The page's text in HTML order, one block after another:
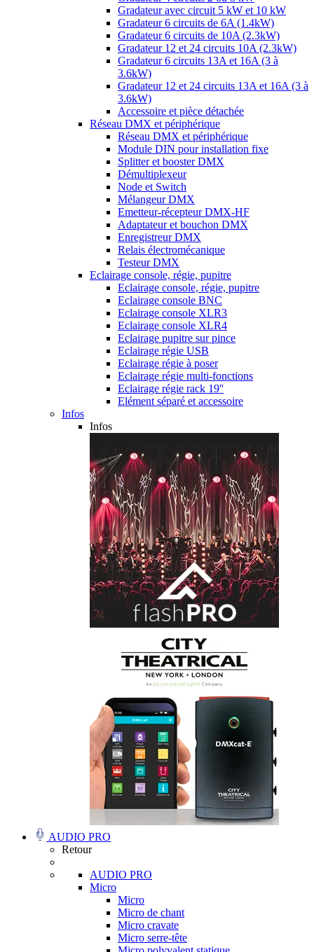
Gradateur avec circuit 5 kW et 10 kW
Gradateur 6 circuits de 6A (1.4kW)
Gradateur 6 circuits de 10A (2.3kW)
Gradateur 12 et 24 circuits 10A (2.3kW)
Gradateur 6 circuits 13A et 16A (3 à
3.6kW)
Gradateur 12 et 24 circuits 13A et 16A (3 à
3.6kW)
Accessoire et pièce détachée
Réseau DMX et périphérique
Réseau DMX et périphérique
Module DIN pour installation fixe
Splitter et booster DMX
Démultiplexeur
Node et Switch
Mélangeur DMX
Emetteur-récepteur DMX-HF
Adaptateur et bouchon DMX
Enregistreur DMX
Relais électromécanique
Testeur DMX
Eclairage console, régie, pupitre
Eclairage console, régie, pupitre
Eclairage console BNC
Eclairage console XLR3
Eclairage console XLR4
Eclairage pupitre sur pince
Eclairage régie USB
Eclairage régie à poser
Eclairage régie multi-fonctions
Eclairage régie rack 19''
Elément séparé et accessoire
Infos
Infos
AUDIO PRO
Retour
AUDIO PRO
Micro
Micro
Micro de chant
Micro cravate
Micro serre-tête